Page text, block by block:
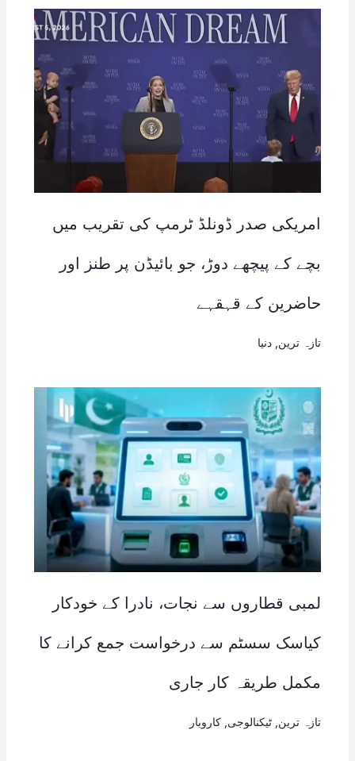
امریکی صدر ڈونلڈ ٹرمپ کی تقریب میں
بچے کے پیچھے دوڑ، جو بائیڈن پر طنز اور
حاضرین کے قہقہے
تازہ ترین دنیا
لمبی قطاروں سے نجات، نادرا کے خودکار
کیاسک سسٹم سے درخواست جمع کرانے کا
مکمل طریقہ کار جاری
تازہ ترین ٹیکنالوجی کاروبار